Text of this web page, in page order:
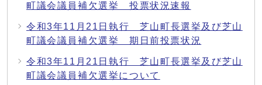
町議会議員補欠選挙 投票状況速報
令和3年11月21日執行 芝山町長選挙及び芝山
町議会議員補欠選挙 期日前投票状況
令和3年11月21日執行 芝山町長選挙及び芝山
町議会議員補欠選挙について